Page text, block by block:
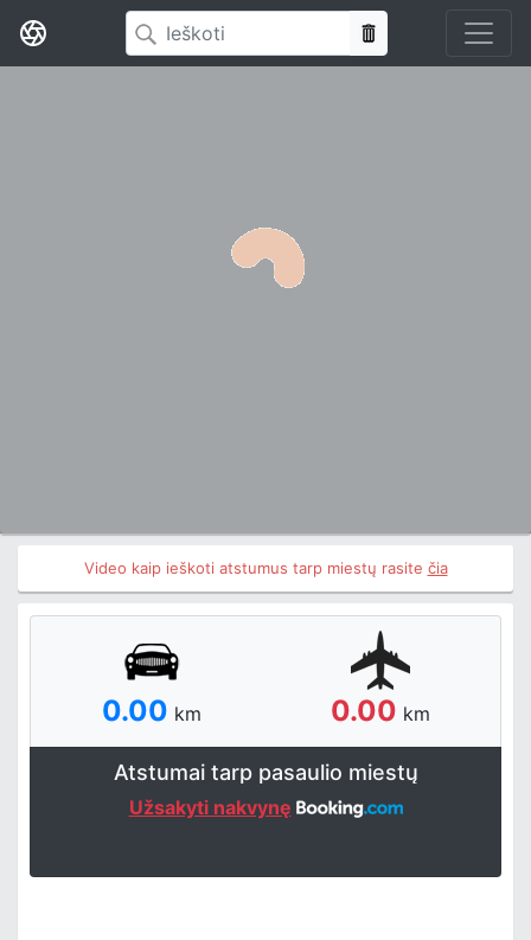
Video kaip ieškoti atstumus tarp miestų rasite čia
0.00 km 0.00 km
Atstumai tarp pasaulio miestų
Užsakyti nakvynę